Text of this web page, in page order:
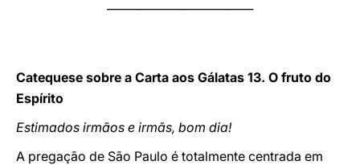
Catequese sobre a Carta aos Gálatas 13. O fruto do
Espírito
Estimados irmãos e irmãs, bom dia!
A pregação de São Paulo é totalmente centrada em